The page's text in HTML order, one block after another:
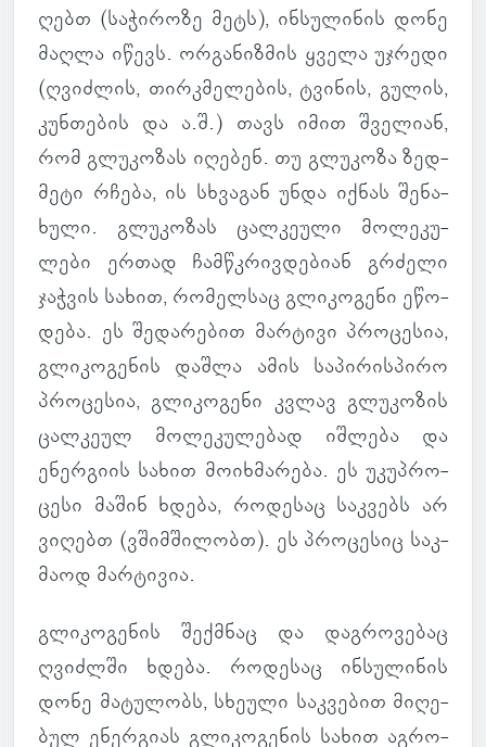
ღებთ (სა­ჭი­როზე მეტს), ინ­სუ­ლი­ნის დონე
მაღლა იწევს. ორ­გა­ნიზ­მის ყველა უჯრედი
(ღვიძ­ლის, თირკმე­ლე­ბის, ტვი­ნის, გულის,
კუნ­თე­ბის და ა.შ.) თავს იმით შვე­ლიან,
რომ გლუ­კო­ზას იღე­ბენ. თუ გლუ­კოზა ზედ­
მეტი რჩება, ის სხვა­გან უნდა იქნას შე­ნა­
ხული. გლუ­კო­ზას ცალ­კე­ული მო­ლე­კუ­
ლები ერთად ჩამ­წკრივ­დე­ბიან გრძელი
ჯაჭ­ვის სახით, რო­მელ­საც გლი­კო­გენი ეწო­
დება. ეს შე­და­რე­ბით მარ­ტივი პრო­ცე­სია,
გლი­კო­გე­ნის დაშლა ამის სა­პი­რის­პირო
პრო­ცე­სია, გლი­კო­გენი კვლავ გლუ­კო­ზის
ცალ­კეულ მო­ლე­კუ­ლე­ბად იშ­ლება და
ენერ­გიის სახით მო­იხ­მა­რება. ეს უკუპ­რო­
ცესი მაშინ ხდება, რო­დე­საც საკ­ვებს არ
ვი­ღებთ (ვშიმ­ში­ლობთ). ეს პრო­ცე­სიც საკ­
მაოდ მარ­ტი­ვია.
გლი­კო­გე­ნის შექ­მნაც და დაგ­რო­ვე­ბაც
ღვიძ­ლში ხდება. რო­დე­საც ინ­სუ­ლი­ნის
დონე მა­ტუ­ლობს, სხე­ული საკ­ვე­ბით მი­ღე­
ბულ ენერ­გიას გლი­კო­გე­ნის სახით აგ­რო­